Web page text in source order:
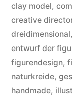
clay model,
creative
dreidimensional,
entwurf der
figurendesign,
naturkreide,
handmade,